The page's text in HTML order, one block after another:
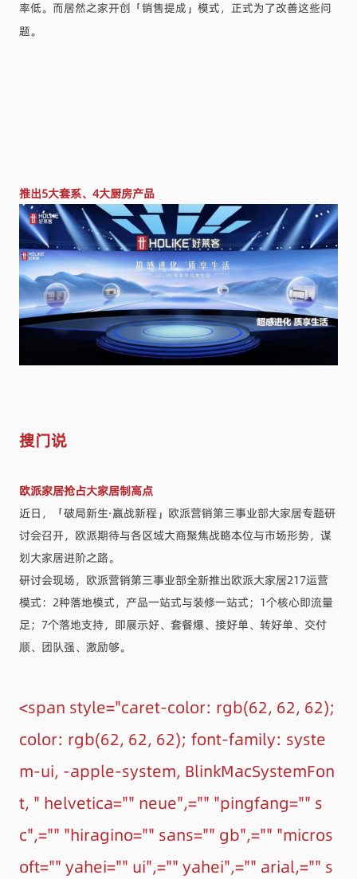
率低。而居然之家开创「销售提成」模式，正式为了改善这些问
题。
推出5大套系、4大厨房产品
搜门说
欧派家居抢占大家居制高点
近日，「破局新生·赢战新程」欧派营销第三事业部大家居专题研
讨会召开，欧派期待与各区域大商聚焦战略本位与市场形势，谋
划大家居进阶之路。
研讨会现场，欧派营销第三事业部全新推出欧派大家居217运营
模式：2种落地模式，产品一站式与装修一站式；1个核心即流量
足；7个落地支持，即展示好、套餐爆、接好单、转好单、交付
顺、团队强、激励够。
<span style="caret-color: rgb(62, 62, 62);
color: rgb(62, 62, 62); font-family: syste
m-ui, -apple-system, BlinkMacSystemFon
t, " helvetica="" neue",="" "pingfang="" s
c",="" "hiragino="" sans="" gb",="" "micros
oft="" yahei="" ui",="" yahei",="" arial,="" s